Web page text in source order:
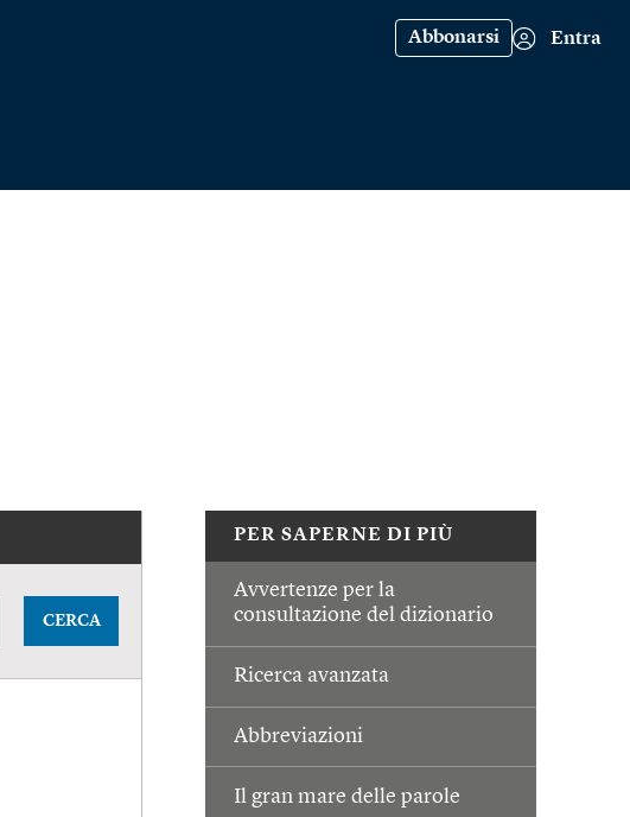
Abbonarsi Entra
PER SAPERNE DI PIÙ
Avvertenze per la
consultazione del dizionario
Ricerca avanzata
Abbreviazioni
Il gran mare delle parole
CERCA